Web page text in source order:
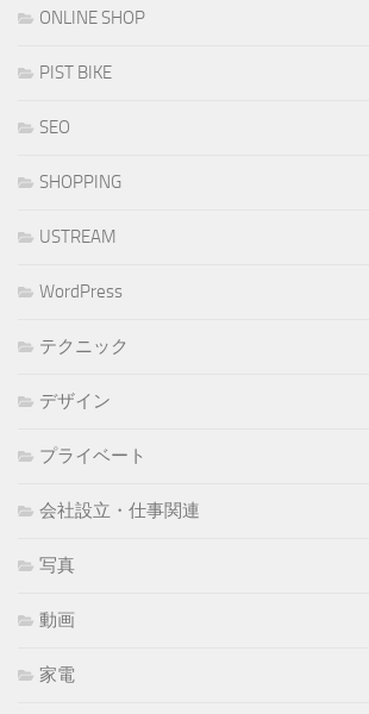
ONLINE SHOP
PIST BIKE
SEO
SHOPPING
USTREAM
WordPress
テクニック
デザイン
プライベート
会社設立・仕事関連
写真
動画
家電